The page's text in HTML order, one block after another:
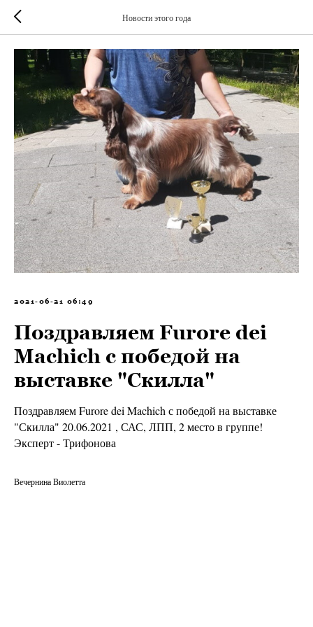
Новости этого года
2021-06-21 06:49
Поздравляем Furore dei
Machich с победой на
выставке "Скилла"
Поздравляем Furore dei Machich с победой на выставке
"Скилла" 20.06.2021 , САС, ЛПП, 2 место в группе!
Эксперт - Трифонова
Вечернина Виолетта